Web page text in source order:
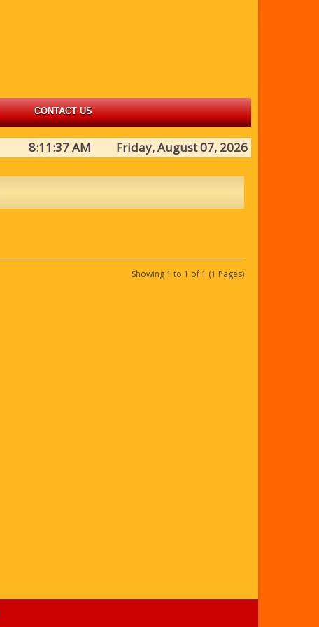
CONTACT US
8:11:37 AM Friday, August 07, 2026
Showing 1 to 1 of 1 (1 Pages)